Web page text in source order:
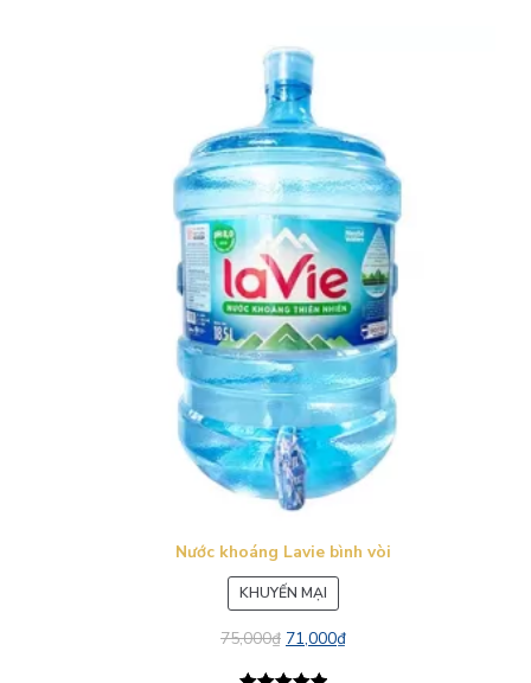
Nước khoáng Lavie bình vòi
KHUYẾN MẠI
PHẨM
ĐANG
75,000₫ 71,000₫